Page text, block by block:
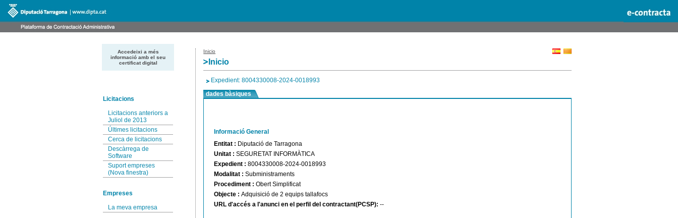
Accedeixi a més
informació amb el seu
certificat digital
Licitacions
Licitacions anteriors a
Juliol de 2013
Últimes licitacions
Cerca de licitacions
Descàrrega de
Software
Suport empreses
(Nova finestra)
Empreses
La meva empresa
Inicio
Inicio
Expedient: 8004330008-2024-0018993
dades bàsiques
Informació General
Entitat : Diputació de Tarragona
Unitat :SEGURETAT INFORMÀTICA
Expedient :8004330008-2024-0018993
Modalitat :Subministraments
Procediment :Obert Simplificat
Objecte :Adquisició de 2 equips tallafocs
URL d'accés a l'anunci en el perfil del contractant(PCSP):--